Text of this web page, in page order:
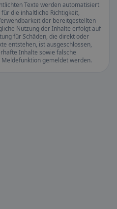
Texte werden automatisiert
die inhaltliche Richtigkeit,
der bereitgestellten
Nutzung der Inhalte erfolgt auf
für Schäden, die direkt oder
entstehen, ist ausgeschlossen,
Inhalte sowie falsche
gemeldet werden.